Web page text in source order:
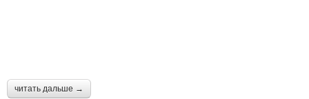
читать дальше →